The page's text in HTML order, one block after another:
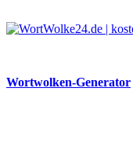
Wortwolken-Generator